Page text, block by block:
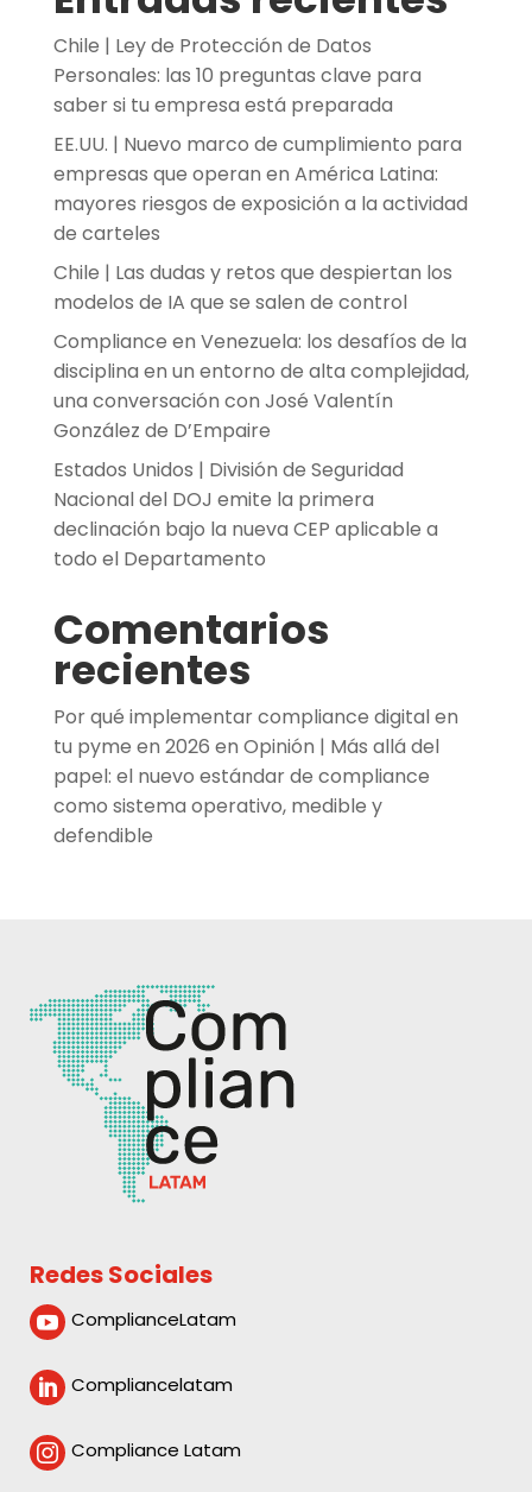
Chile | Ley de Protección de Datos
Personales: las 10 preguntas clave para
saber si tu empresa está preparada
EE.UU. | Nuevo marco de cumplimiento para
empresas que operan en América Latina:
mayores riesgos de exposición a la actividad
de carteles
Chile | Las dudas y retos que despiertan los
modelos de IA que se salen de control
Compliance en Venezuela: los desafíos de la
disciplina en un entorno de alta complejidad,
una conversación con José Valentín
González de D’Empaire
Estados Unidos | División de Seguridad
Nacional del DOJ emite la primera
declinación bajo la nueva CEP aplicable a
todo el Departamento
Comentarios
recientes
Por qué implementar compliance digital en
tu pyme en 2026 en Opinión | Más allá del
papel: el nuevo estándar de compliance
como sistema operativo, medible y
defendible
Redes Sociales
 ComplianceLatam
 Compliancelatam
 Compliance Latam